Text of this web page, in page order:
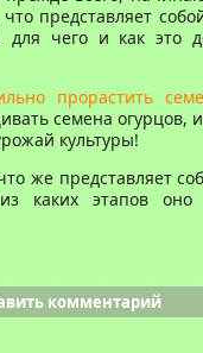
что представляет
для чего и как это
прорастить
семена огурцов,
культуры!
же представляет
каких этапов оно
комментарий